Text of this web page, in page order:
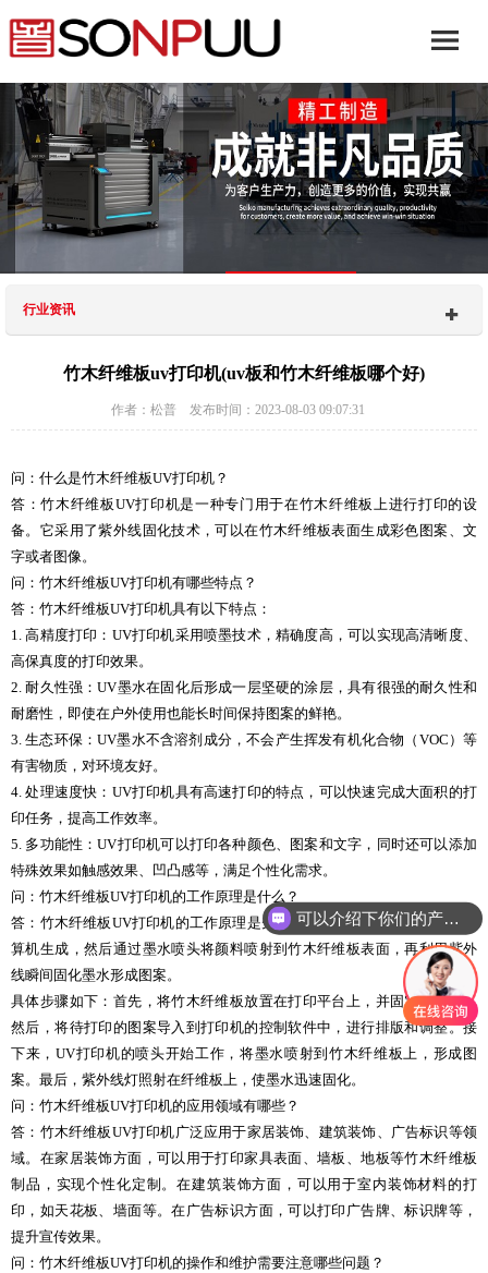
行业资讯
竹木纤维板uv打印机(uv板和竹木纤维板哪个好)
作者：松普 发布时间：2023-08-03 09:07:31
问：什么是竹木纤维板UV打印机？
答：竹木纤维板UV打印机是一种专门用于在竹木纤维板上进行打印的设
备。它采用了紫外线固化技术，可以在竹木纤维板表面生成彩色图案、文
字或者图像。
问：竹木纤维板UV打印机有哪些特点？
答：竹木纤维板UV打印机具有以下特点：
1. 高精度打印：UV打印机采用喷墨技术，精确度高，可以实现高清晰度、
高保真度的打印效果。
2. 耐久性强：UV墨水在固化后形成一层坚硬的涂层，具有很强的耐久性和
耐磨性，即使在户外使用也能长时间保持图案的鲜艳。
3. 生态环保：UV墨水不含溶剂成分，不会产生挥发有机化合物（VOC）等
有害物质，对环境友好。
4. 处理速度快：UV打印机具有高速打印的特点，可以快速完成大面积的打
印任务，提高工作效率。
5. 多功能性：UV打印机可以打印各种颜色、图案和文字，同时还可以添加
特殊效果如触感效果、凹凸感等，满足个性化需求。
问：竹木纤维板UV打印机的工作原理是什么？
答：竹木纤维板UV打印机的工作原理是先将待打印的图案、文字等通过计
算机生成，然后通过墨水喷头将颜料喷射到竹木纤维板表面，再利用紫外
线瞬间固化墨水形成图案。
具体步骤如下：首先，将竹木纤维板放置在打印平台上，并固定好位置。
然后，将待打印的图案导入到打印机的控制软件中，进行排版和调整。接
下来，UV打印机的喷头开始工作，将墨水喷射到竹木纤维板上，形成图
案。最后，紫外线灯照射在纤维板上，使墨水迅速固化。
问：竹木纤维板UV打印机的应用领域有哪些？
答：竹木纤维板UV打印机广泛应用于家居装饰、建筑装饰、广告标识等领
域。在家居装饰方面，可以用于打印家具表面、墙板、地板等竹木纤维板
制品，实现个性化定制。在建筑装饰方面，可以用于室内装饰材料的打
印，如天花板、墙面等。在广告标识方面，可以打印广告牌、标识牌等，
提升宣传效果。
问：竹木纤维板UV打印机的操作和维护需要注意哪些问题？
可以介绍下你们的产品么